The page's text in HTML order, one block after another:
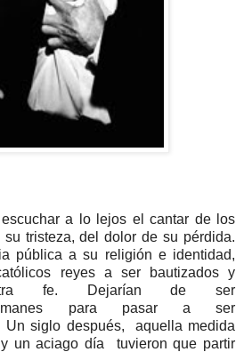
a lo lejos el cantar de los
tristeza, del dolor de su pérdida.
pública a su religión e identidad,
reyes a ser bautizados y
fe. Dejarían de ser
para pasar a ser
Un siglo después, aquella medida
un aciago día tuvieron que partir